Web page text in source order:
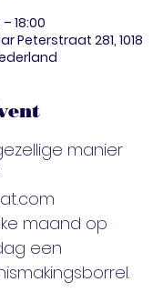
18:00
Peterstraat 281, 1018
manier
maand op
een